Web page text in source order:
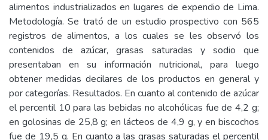
alimentos industrializados en lugares de expendio de Lima.
Metodología. Se trató de un estudio prospectivo con 565
registros de alimentos, a los cuales se les observó los
contenidos de azúcar, grasas saturadas y sodio que
presentaban en su información nutricional, para luego
obtener medidas decilares de los productos en general y
por categorías. Resultados. En cuanto al contenido de azúcar
el percentil 10 para las bebidas no alcohólicas fue de 4,2 g;
en golosinas de 25,8 g; en lácteos de 4,9 g, y en biscochos
fue de 19,5 g. En cuanto a las grasas saturadas el percentil